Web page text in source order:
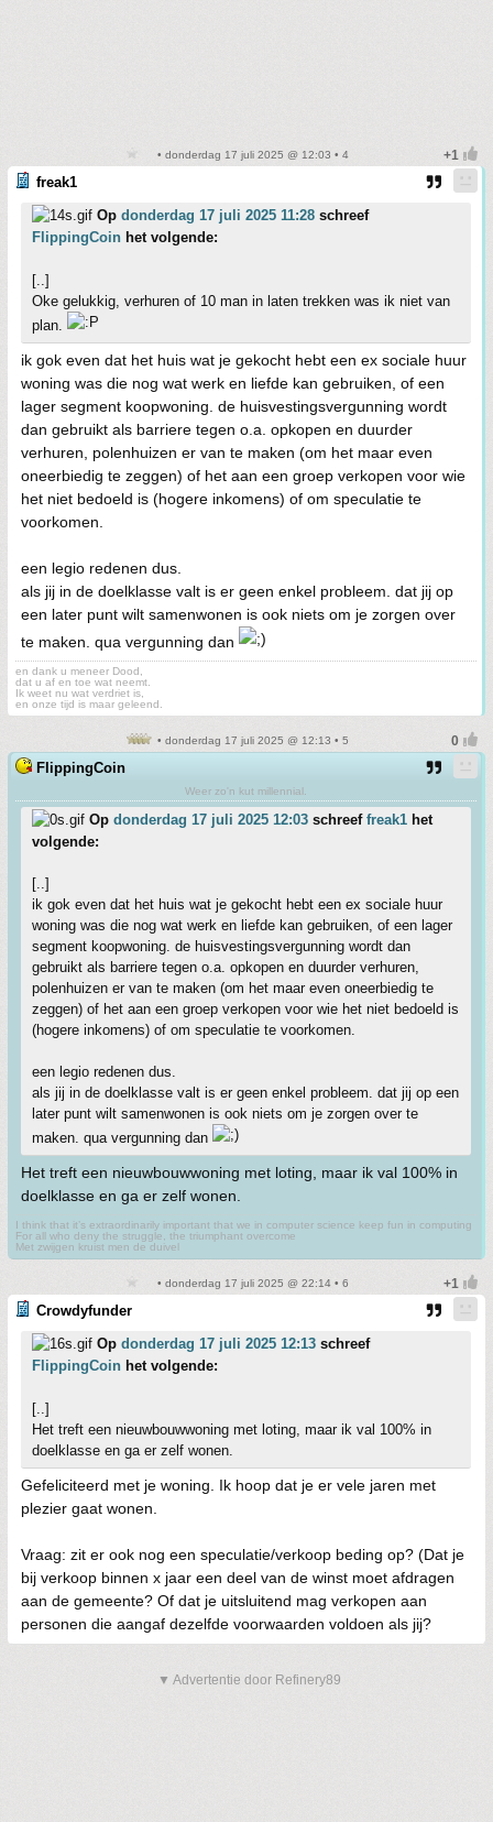
• donderdag 17 juli 2025 @ 12:03 • 4
freak1
Op donderdag 17 juli 2025 11:28 schreef
FlippingCoin het volgende:
[..]
Oke gelukkig, verhuren of 10 man in laten trekken was ik niet van
plan.
ik gok even dat het huis wat je gekocht hebt een ex sociale huur
woning was die nog wat werk en liefde kan gebruiken, of een
lager segment koopwoning. de huisvestingsvergunning wordt
dan gebruikt als barriere tegen o.a. opkopen en duurder
verhuren, polenhuizen er van te maken (om het maar even
oneerbiedig te zeggen) of het aan een groep verkopen voor wie
het niet bedoeld is (hogere inkomens) of om speculatie te
voorkomen.
een legio redenen dus.
als jij in de doelklasse valt is er geen enkel probleem. dat jij op
een later punt wilt samenwonen is ook niets om je zorgen over
te maken. qua vergunning dan
en dank u meneer Dood,
dat u af en toe wat neemt.
Ik weet nu wat verdriet is,
en onze tijd is maar geleend.
• donderdag 17 juli 2025 @ 12:13 • 5
FlippingCoin
Weer zo'n kut millennial.
Op donderdag 17 juli 2025 12:03 schreef freak1 het
volgende:
[..]
ik gok even dat het huis wat je gekocht hebt een ex sociale huur
woning was die nog wat werk en liefde kan gebruiken, of een lager
segment koopwoning. de huisvestingsvergunning wordt dan
gebruikt als barriere tegen o.a. opkopen en duurder verhuren,
polenhuizen er van te maken (om het maar even oneerbiedig te
zeggen) of het aan een groep verkopen voor wie het niet bedoeld is
(hogere inkomens) of om speculatie te voorkomen.
een legio redenen dus.
als jij in de doelklasse valt is er geen enkel probleem. dat jij op een
later punt wilt samenwonen is ook niets om je zorgen over te
maken. qua vergunning dan
Het treft een nieuwbouwwoning met loting, maar ik val 100% in
doelklasse en ga er zelf wonen.
I think that it’s extraordinarily important that we in computer science keep fun in computing
For all who deny the struggle, the triumphant overcome
Met zwijgen kruist men de duivel
• donderdag 17 juli 2025 @ 22:14 • 6
Crowdyfunder
Op donderdag 17 juli 2025 12:13 schreef
FlippingCoin het volgende:
[..]
Het treft een nieuwbouwwoning met loting, maar ik val 100% in
doelklasse en ga er zelf wonen.
Gefeliciteerd met je woning. Ik hoop dat je er vele jaren met
plezier gaat wonen.
Vraag: zit er ook nog een speculatie/verkoop beding op? (Dat je
bij verkoop binnen x jaar een deel van de winst moet afdragen
aan de gemeente? Of dat je uitsluitend mag verkopen aan
personen die aangaf dezelfde voorwaarden voldoen als jij?
▼ Advertentie door Refinery89